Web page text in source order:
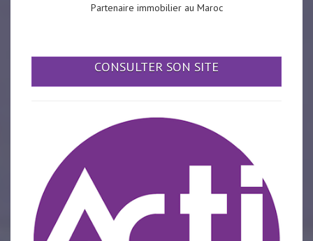
Partenaire immobilier au Maroc
CONSULTER SON SITE